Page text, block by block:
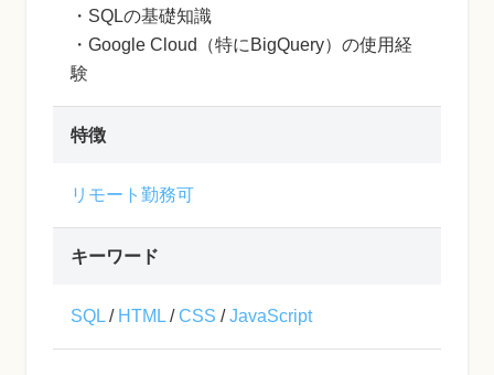
・SQLの基礎知識
・Google Cloud（特にBigQuery）の使用経
験
特徴
リモート勤務可
キーワード
SQL / HTML /CSS /JavaScript